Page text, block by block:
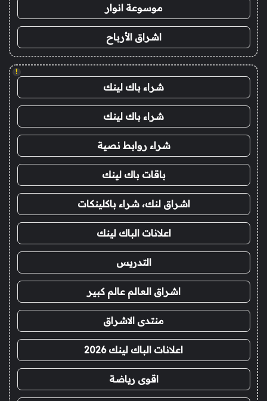
موسوعة انوار
اشراق الأرباح
!
شراء باك لينك
شراء باك لينك
شراء روابط نصية
باقات باك لينك
اشراق لنك، شراء باكلينكات
اعلانات الباك لينك
التدريس
اشراق العالم عالم كبير
منتدى الاشراق
اعلانات الباك لينك 2026
اقوى رياضة